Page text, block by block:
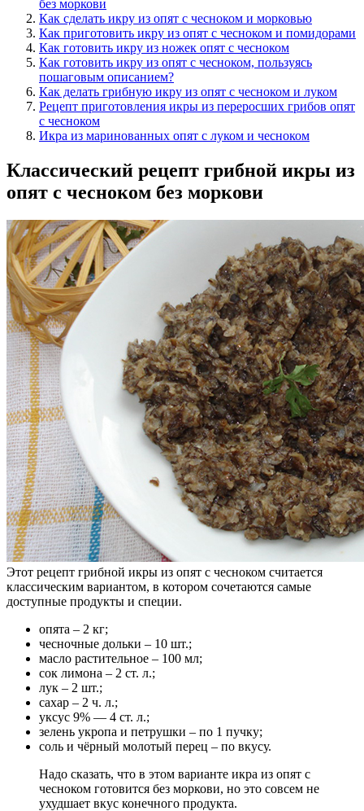
без моркови
Как сделать икру из опят с чесноком и морковью
Как приготовить икру из опят с чесноком и помидорами
Как готовить икру из ножек опят с чесноком
Как готовить икру из опят с чесноком, пользуясь
пошаговым описанием?
Как делать грибную икру из опят с чесноком и луком
Рецепт приготовления икры из переросших грибов опят
с чесноком
Икра из маринованных опят с луком и чесноком
Классический рецепт грибной икры из
опят с чесноком без моркови
Этот рецепт грибной икры из опят с чесноком считается
классическим вариантом, в котором сочетаются самые
доступные продукты и специи.
опята – 2 кг;
чесночные дольки – 10 шт.;
масло растительное – 100 мл;
сок лимона – 2 ст. л.;
лук – 2 шт.;
сахар – 2 ч. л.;
уксус 9% — 4 ст. л.;
зелень укропа и петрушки – по 1 пучку;
соль и чёрный молотый перец – по вкусу.
Надо сказать, что в этом варианте икра из опят с
чесноком готовится без моркови, но это совсем не
ухудшает вкус конечного продукта.